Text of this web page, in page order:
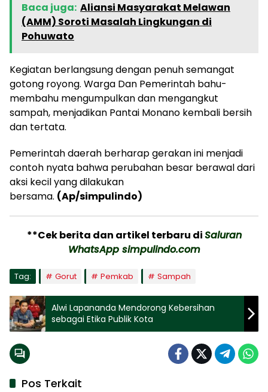
Baca juga: Aliansi Masyarakat Melawan
(AMM) Soroti Masalah Lingkungan di
Pohuwato
Kegiatan berlangsung dengan penuh semangat
gotong royong. Warga Dan Pemerintah bahu-
membahu mengumpulkan dan mengangkut
sampah, menjadikan Pantai Monano kembali bersih
dan tertata.
Pemerintah daerah berharap gerakan ini menjadi
contoh nyata bahwa perubahan besar berawal dari
aksi kecil yang dilakukan
bersama. (Ap/simpulindo)
**Cek berita dan artikel terbaru diSaluran
WhatsApp simpulindo.com
Tag: Gorut Pemkab Sampah
Alwi Lapananda Mendorong Kebersihan
sebagai Etika Publik Kota
Pos Terkait